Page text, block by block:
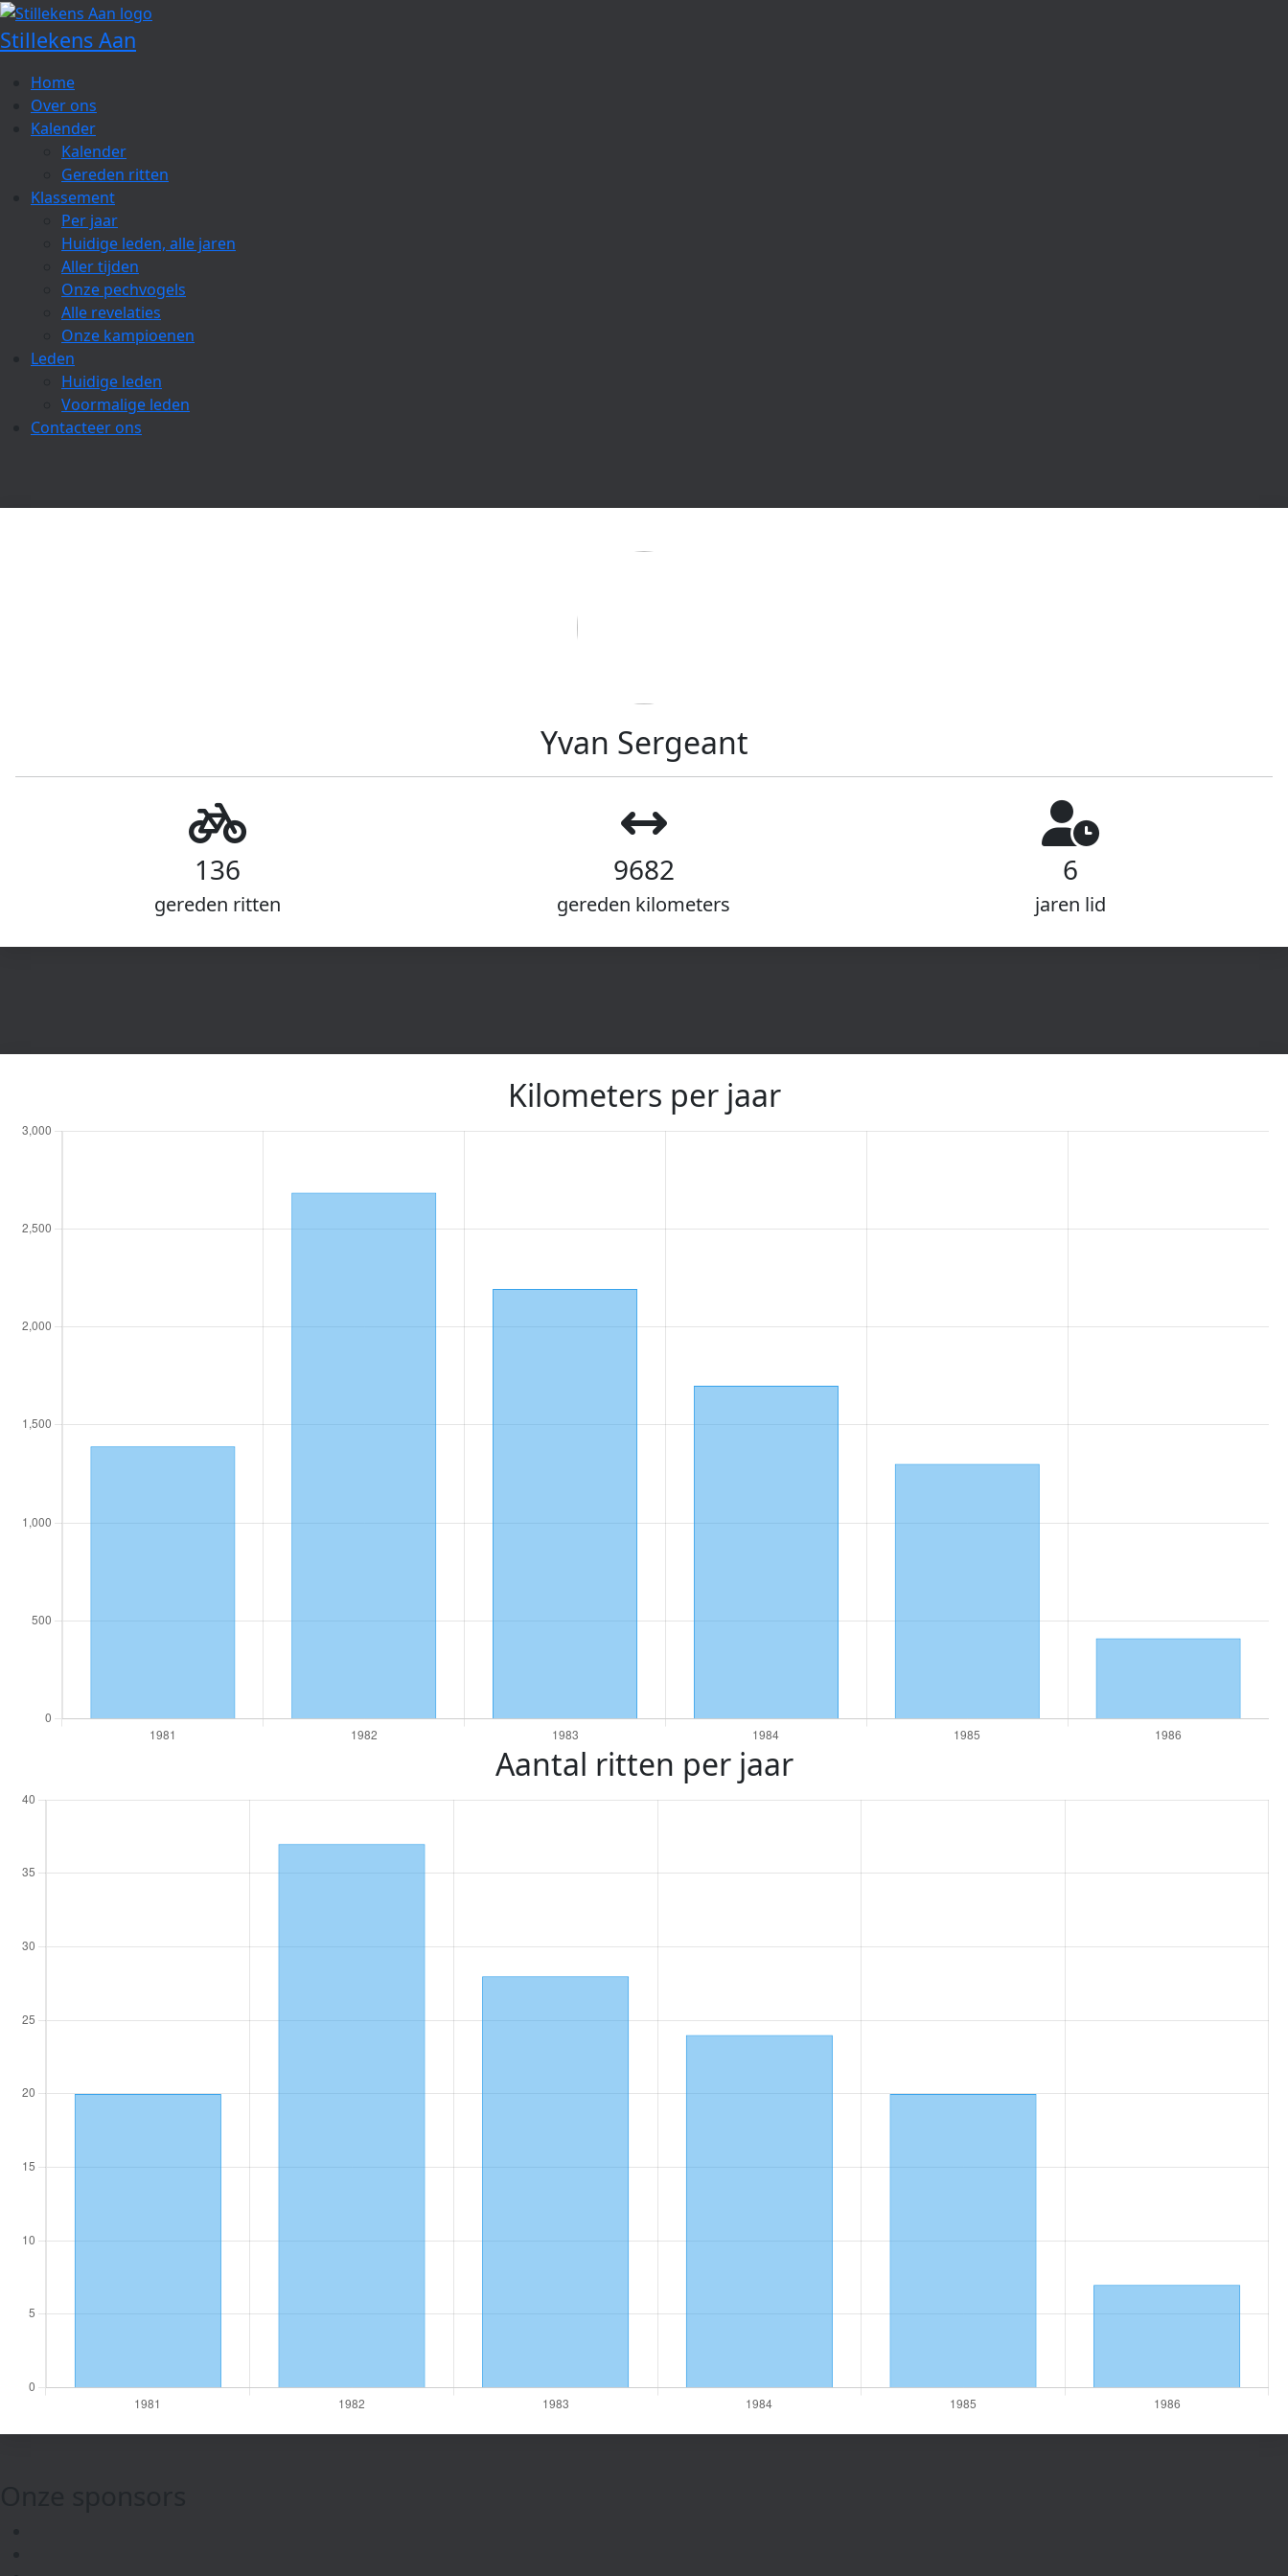
Spring
naar
de
inhoud
Stillekens Aan
Home
Over ons
Kalender
Kalender
Gereden ritten
Klassement
Per jaar
Huidige leden, alle jaren
Aller tijden
Onze pechvogels
Alle revelaties
Onze kampioenen
Leden
Huidige leden
Voormalige leden
Contacteer ons
Yvan Sergeant
136
gereden ritten
9682
gereden kilometers
6
jaren lid
Kilometers per jaar
Aantal ritten per jaar